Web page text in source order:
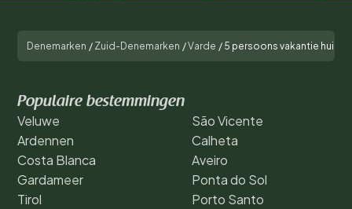
Denemarken / Zuid-Denemarken /Varde / 5 persoons vakantie huis in
Populaire bestemmingen
Veluwe
Ardennen
Costa Blanca
Gardameer
Tirol
São Vicente
Calheta
Aveiro
Ponta do Sol
Porto Santo